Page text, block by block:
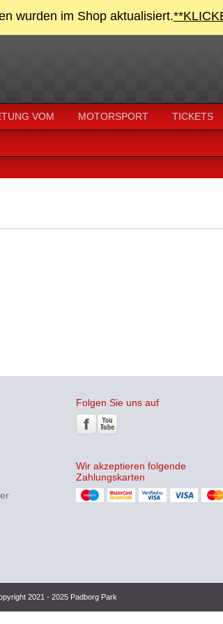
wurden im Shop aktualisiert.
VOM MOTORSPORT TICKETS
Folgen Sie uns auf
Wir akzeptieren folgende
Zahlungskarten
2021 - 2025 Padborg Park